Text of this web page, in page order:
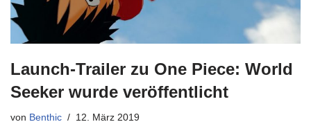
Launch-Trailer zu One Piece: World
Seeker wurde veröffentlicht
von Benthic 12. März 2019